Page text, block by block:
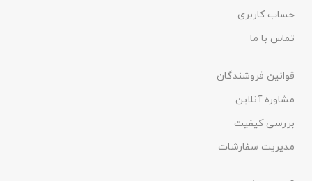
حساب کاربری
تماس با ما
قوانین فروشندگان
مشاوره آنلاین
بررسی کیفیت
مدیریت سفارشات